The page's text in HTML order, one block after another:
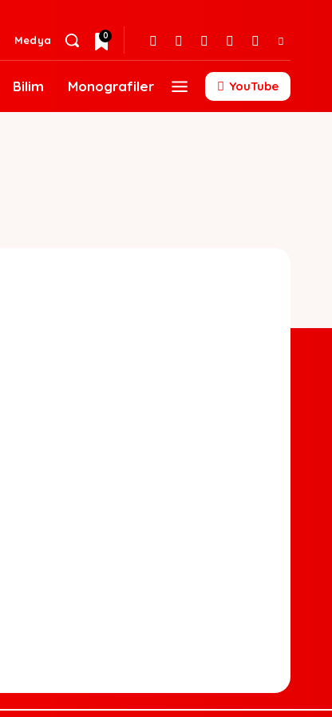
Medya 0
Bilim Monografiler YouTube